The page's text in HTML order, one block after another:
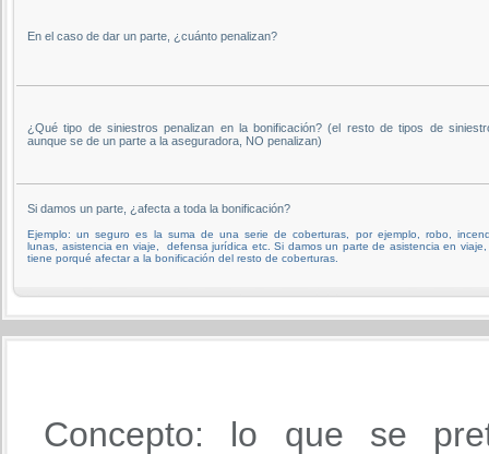
En el caso de dar un parte, ¿cuánto penalizan?
¿Qué tipo de siniestros penalizan en la bonificación? (el resto de tipos de
aunque se de un parte a la aseguradora, NO penalizan)
Si damos un parte, ¿afecta a toda la bonificación?
Ejemplo: un seguro es la suma de una serie de coberturas, por ejemplo, robo,
lunas, asistencia en viaje, defensa jurídica etc. Si damos un parte de asistencia en viaje,
tiene porqué afectar a la bonificación del resto de coberturas.
Concepto: lo que se